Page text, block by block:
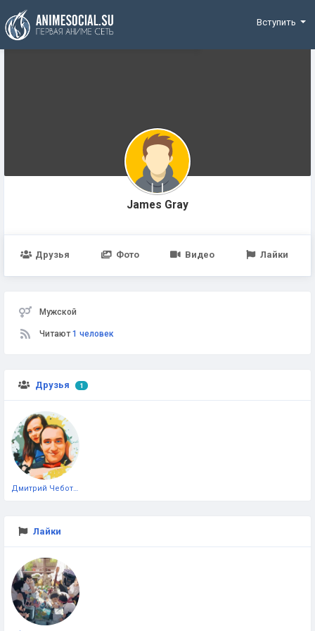
Funding
Вступить
James Gray
Друзья Фото Видео Лайки
Мужской
Читают1 человек
Друзья 1
Лайки